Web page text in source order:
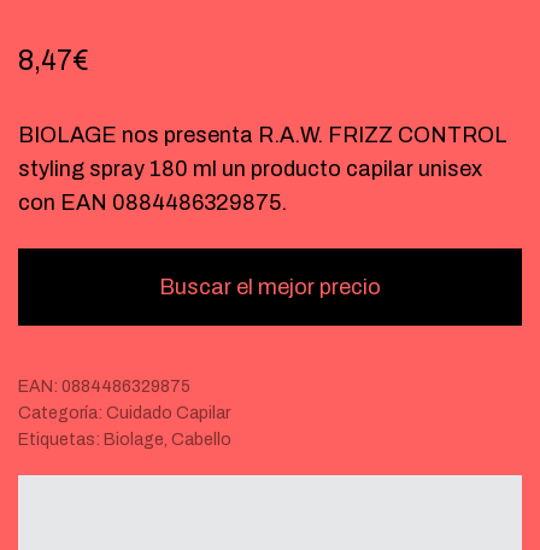
8,47€
BIOLAGE nos presenta R.A.W. FRIZZ CONTROL
styling spray 180 ml un producto capilar unisex
con EAN 0884486329875.
Buscar el mejor precio
EAN: 0884486329875
Categoría: Cuidado Capilar
Etiquetas: Biolage, Cabello